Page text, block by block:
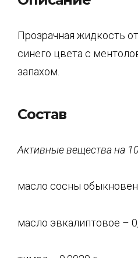
Прозрачная жидкость
синего цвета с
запахом.
Состав
Активные веществана
масло сосны
масло эвкалиптовое –